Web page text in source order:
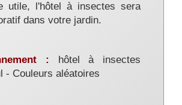
utile, l'hôtel à insectes sera
dans votre jardin.
: hôtel à insectes
- Couleurs aléatoires